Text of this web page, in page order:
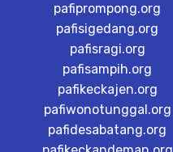
pafiprompong.org
pafisigedang.org
pafisragi.org
pafisampih.org
pafikeckajen.org
pafiwonotunggal.org
pafidesabatang.org